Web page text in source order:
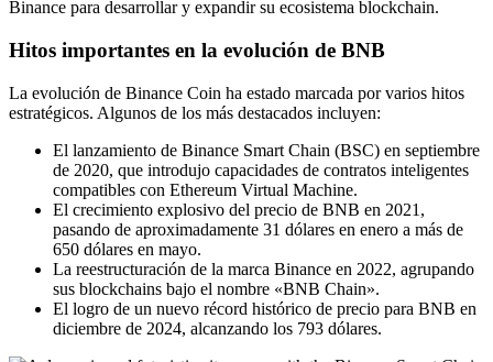
Binance para desarrollar y expandir su ecosistema blockchain.
Hitos importantes en la evolución de BNB
La evolución de Binance Coin ha estado marcada por varios hitos
estratégicos. Algunos de los más destacados incluyen:
El lanzamiento de Binance Smart Chain (BSC) en septiembre
de 2020, que introdujo capacidades de contratos inteligentes
compatibles con Ethereum Virtual Machine.
El crecimiento explosivo del precio de BNB en 2021,
pasando de aproximadamente 31 dólares en enero a más de
650 dólares en mayo.
La reestructuración de la marca Binance en 2022, agrupando
sus blockchains bajo el nombre «BNB Chain».
El logro de un nuevo récord histórico de precio para BNB en
diciembre de 2024, alcanzando los 793 dólares.